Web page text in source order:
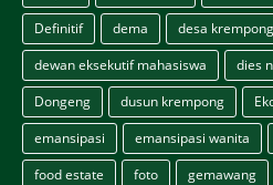
Definitif
dema
desa krempong
dewan eksekutif mahasiswa
dies
Dongeng
dusun krempong
emansipasi
emansipasi wanita
food estate
foto gemawang